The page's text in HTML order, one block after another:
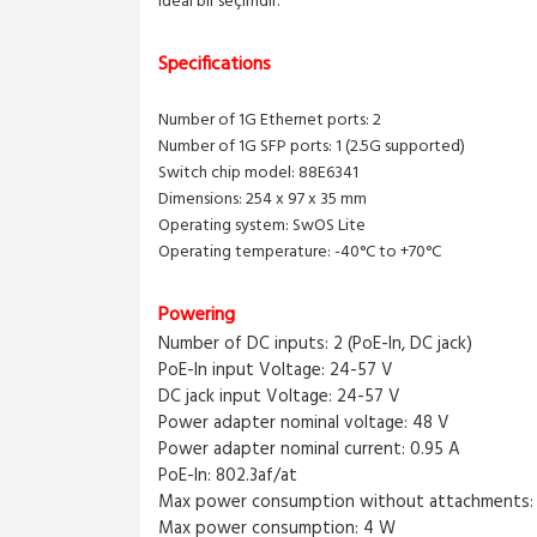
Specifications
Number of 1G Ethernet ports: 2
Number of 1G SFP ports: 1 (2.5G supported)
Switch chip model: 88E6341
Dimensions: 254 x 97 x 35 mm
Operating system: SwOS Lite
Operating temperature: -40°C to +70°C
Powering
Number of DC inputs: 2 (PoE-In, DC jack)
PoE-In input Voltage: 24-57 V
DC jack input Voltage: 24-57 V
Power adapter nominal voltage: 48 V
Power adapter nominal current: 0.95 A
PoE-In: 802.3af/at
Max power consumption without attachments:
Max power consumption: 4 W